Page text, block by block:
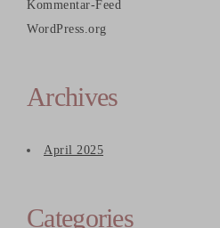
Kommentar-Feed
WordPress.org
Archives
April 2025
Categories